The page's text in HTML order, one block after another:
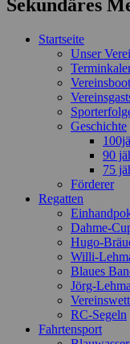
Sekundäres
Zum
Startseite
Unser
Vereinsboot
Geschichte
90
75
Förderer
Regatten
Dahme-
Hugo-
Willi-
Blaues
Jörg-
RC-Segeln
Fahrtensport